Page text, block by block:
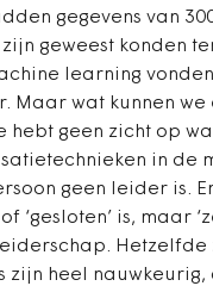
gegevens van
zijn geweest konden
learning
Maar wat kunnen
hebt geen zicht op
in de
geen leider is.
of ‘gesloten’ is, maar
Hetzelfde
zijn heel